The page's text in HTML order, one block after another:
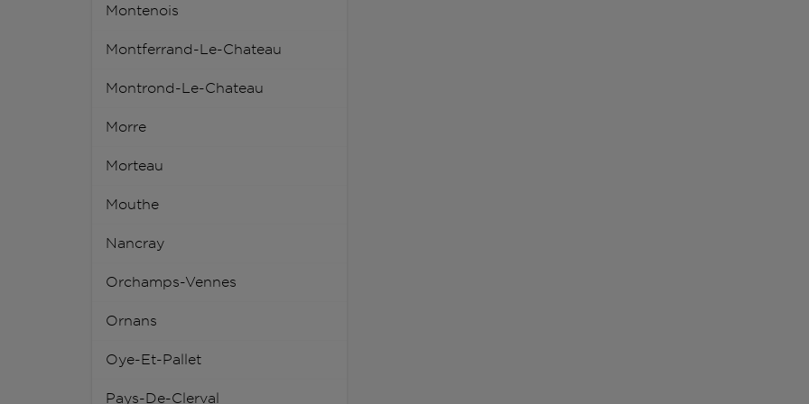
Montenois
Montferrand-Le-Chateau
Montrond-Le-Chateau
Morre
Morteau
Mouthe
Nancray
Orchamps-Vennes
Ornans
Oye-Et-Pallet
Pays-De-Clerval